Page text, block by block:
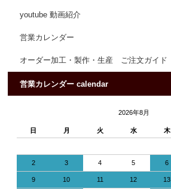
youtube 動画紹介
営業カレンダー
オーダー加工・製作・生産 ご注文ガイド
営業カレンダー calendar
2026年8月
日 月 火 水 木
2 3 4 5 6
9 10 11 12 13